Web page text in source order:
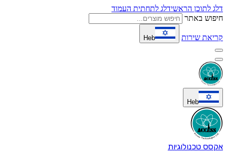
דלג לתוכן הראשידלג לתחתית העמוד
חיפוש באתר
קריאת שירות Heb
Heb
אקסס טכנולוגיות